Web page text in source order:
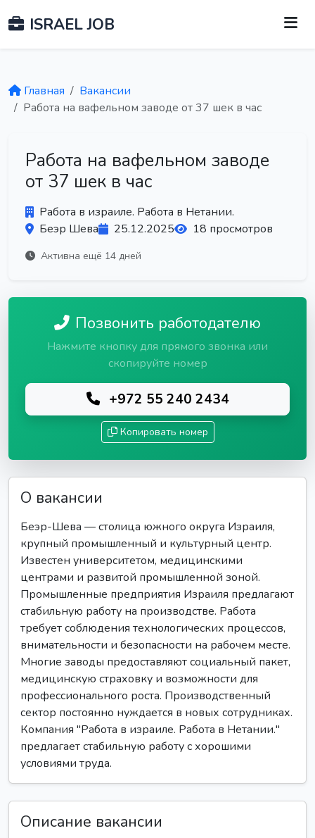
ISRAEL JOB
Главная
Вакансии
Работа на вафельном заводе от 37 шек в час
Работа на вафельном заводе
от 37 шек в час
Работа в израиле. Работа в Нетании.
Беэр Шева
25.12.2025 18 просмотров
Активна ещё 14 дней
Позвонить работодателю
Нажмите кнопку для прямого звонка или
скопируйте номер
+972 55 240 2434
Копировать номер
О вакансии
Беэр-Шева — столица южного округа Израиля,
крупный промышленный и культурный центр.
Известен университетом, медицинскими
центрами и развитой промышленной зоной.
Промышленные предприятия Израиля предлагают
стабильную работу на производстве. Работа
требует соблюдения технологических процессов,
внимательности и безопасности на рабочем месте.
Многие заводы предоставляют социальный пакет,
медицинскую страховку и возможности для
профессионального роста. Производственный
сектор постоянно нуждается в новых сотрудниках.
Компания "Работа в израиле. Работа в Нетании."
предлагает стабильную работу с хорошими
условиями труда.
Описание вакансии